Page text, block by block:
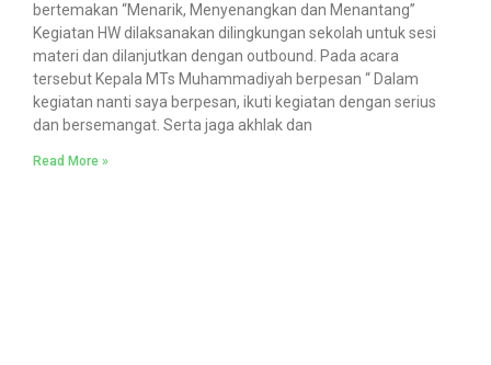
bertemakan “Menarik, Menyenangkan dan Menantang”
Kegiatan HW dilaksanakan dilingkungan sekolah untuk sesi
materi dan dilanjutkan dengan outbound. Pada acara
tersebut Kepala MTs Muhammadiyah berpesan “ Dalam
kegiatan nanti saya berpesan, ikuti kegiatan dengan serius
dan bersemangat. Serta jaga akhlak dan
Read More »